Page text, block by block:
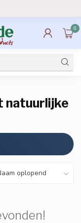
0
natuurlijke